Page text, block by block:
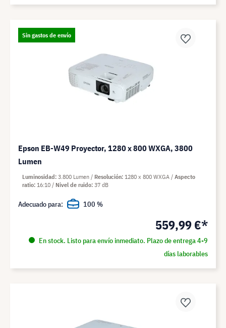
Sin gastos de envío
Epson EB-W49 Proyector, 1280 x 800 WXGA, 3800
Lumen
559,99 €*
En stock. Listo para envío inmediato. Plazo de entrega 4-9
días laborables
Luminosidad 3.800 Lumen Resolución 1280 x 800 WXGA
Aspecto
ratio 16:10 Nivel de ruido 37 dB
Adecuado para: 100 %